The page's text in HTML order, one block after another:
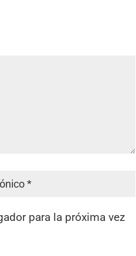
para la próxima vez